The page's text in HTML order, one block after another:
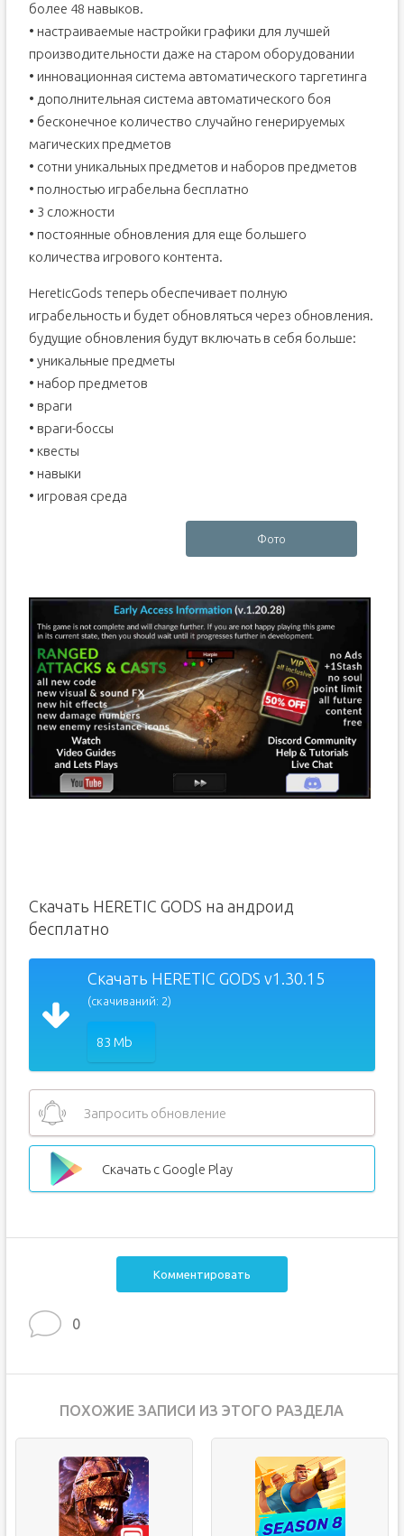
более 48 навыков.
• настраиваемые настройки графики для лучшей
производительности даже на старом оборудовании
• инновационная система автоматического таргетинга
• дополнительная система автоматического боя
• бесконечное количество случайно генерируемых
магических предметов
• сотни уникальных предметов и наборов предметов
• полностью играбельна бесплатно
• 3 сложности
• постоянные обновления для еще большего
количества игрового контента.
HereticGods теперь обеспечивает полную
играбельность и будет обновляться через обновления.
будущие обновления будут включать в себя больше:
• уникальные предметы
• набор предметов
• враги
• враги-боссы
• квесты
• навыки
• игровая среда
Фото
Скачать HERETIC GODS на андроид
бесплатно
Скачать HERETIC GODS v1.30.15
(скачиваний: 2)
83 Mb
Запросить обновление
Скачать с Google Play
Комментировать
0
ПОХОЖИЕ ЗАПИСИ ИЗ ЭТОГО РАЗДЕЛА